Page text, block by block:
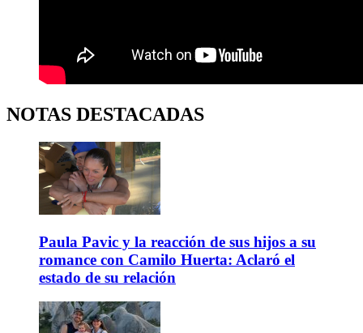
NOTAS DESTACADAS
Paula Pavic y la reacción de sus hijos a su
romance con Camilo Huerta: Aclaró el
estado de su relación